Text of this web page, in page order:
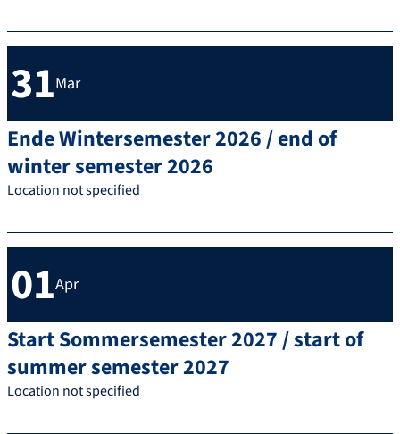
31Mar
Ende Wintersemester 2026 / end of
winter semester 2026
Location not specified
01Apr
Start Sommersemester 2027 / start of
summer semester 2027
Location not specified